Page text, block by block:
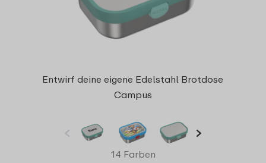
Entwirf deine eigene Edelstahl Brotdose
Campus
14 Farben